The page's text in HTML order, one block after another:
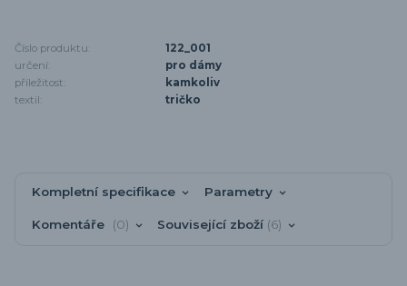
Číslo produktu:
122_001
určení:
pro dámy
příležitost:
kamkoliv
textil:
tričko
Kompletní specifikace Parametry
Komentáře 0 Související zboží 6